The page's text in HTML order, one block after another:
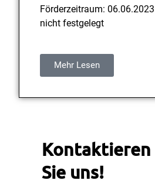
Förderzeitraum:
nicht festgelegt
Mehr Lesen
Kontaktieren
Sie uns!